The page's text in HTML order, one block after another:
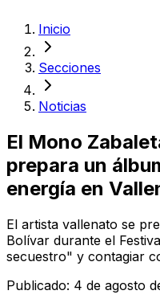
Inicio
Secciones
Noticias
El Mono
prepara un
energía en
El artista vallenato se
Bolívar durante el
secuestro" y contagiar
Publicado: 4 de agosto